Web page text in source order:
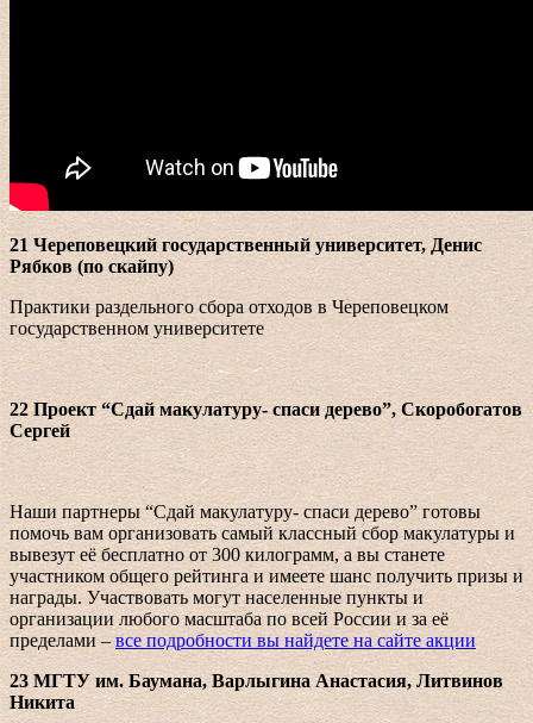
21 Череповецкий государственный университет, Денис
Рябков (по скайпу)
Практики раздельного сбора отходов в Череповецком
государственном университете
22 Проект “Сдай макулатуру- спаси дерево”, Скоробогатов
Сергей
Наши партнеры “Сдай макулатуру- спаси дерево” готовы
помочь вам организовать самый классный сбор макулатуры и
вывезут её бесплатно от 300 килограмм, а вы станете
участником общего рейтинга и имеете шанс получить призы и
награды. Участвовать могут населенные пункты и
организации любого масштаба по всей России и за её
пределами –все подробности вы найдете на сайте акции
23 МГТУ им. Баумана, Варлыгина Анастасия, Литвинов
Никита